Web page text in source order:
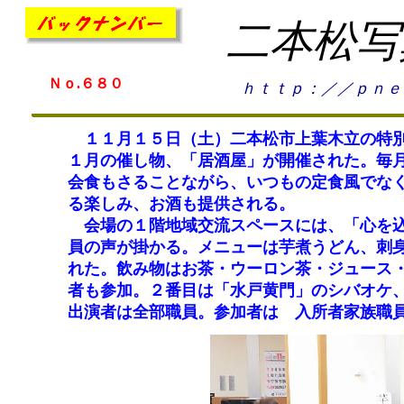
二本松
Ｎｏ.６８０ ｈｔｔｐ：／／ｐｎ
１１月１５日（土）二本松市上葉木立の特
１月の催し物、「居酒屋」が開催された。
会食もさることながら、いつもの定食風でな
る楽しみ、お酒も提供される。
会場の１階地域交流スペースには、「心を
員の声が掛かる。メニューは芋煮うどん、
れた。飲み物はお茶・ウーロン茶・ジュー
者も参加。２番目は「水戸黄門」のシバオケ
出演者は全部職員。参加者は 入所者家族職